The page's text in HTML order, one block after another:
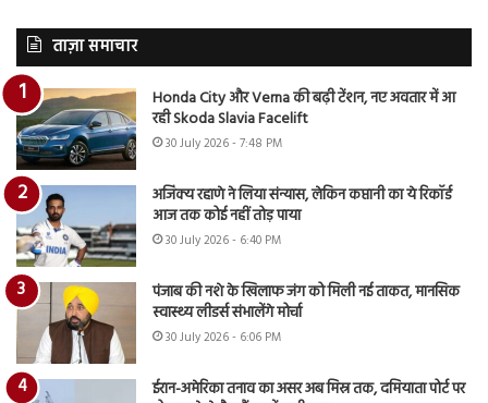
ताज़ा समाचार
Honda City और Verna की बढ़ी टेंशन, नए अवतार में आ
रही Skoda Slavia Facelift
30 July 2026 - 7:48 PM
अजिंक्य रहाणे ने लिया संन्यास, लेकिन कप्तानी का ये रिकॉर्ड
आज तक कोई नहीं तोड़ पाया
30 July 2026 - 6:40 PM
पंजाब की नशे के खिलाफ जंग को मिली नई ताकत, मानसिक
स्वास्थ्य लीडर्स संभालेंगे मोर्चा
30 July 2026 - 6:06 PM
ईरान-अमेरिका तनाव का असर अब मिस्र तक, दमियाता पोर्ट पर